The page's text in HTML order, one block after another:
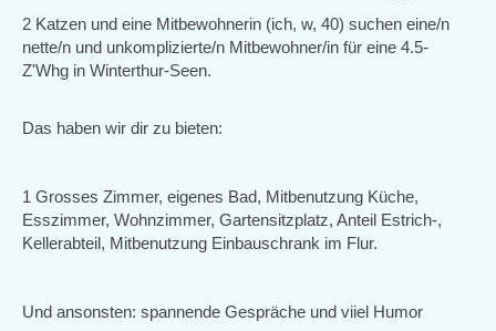
2 Katzen und eine Mitbewohnerin (ich, w, 40) suchen eine/n
nette/n und unkomplizierte/n Mitbewohner/in für eine 4.5-
Z'Whg in Winterthur-Seen.
Das haben wir dir zu bieten:
1 Grosses Zimmer, eigenes Bad, Mitbenutzung Küche,
Esszimmer, Wohnzimmer, Gartensitzplatz, Anteil Estrich-,
Kellerabteil, Mitbenutzung Einbauschrank im Flur.
Und ansonsten: spannende Gespräche und viiel Humor